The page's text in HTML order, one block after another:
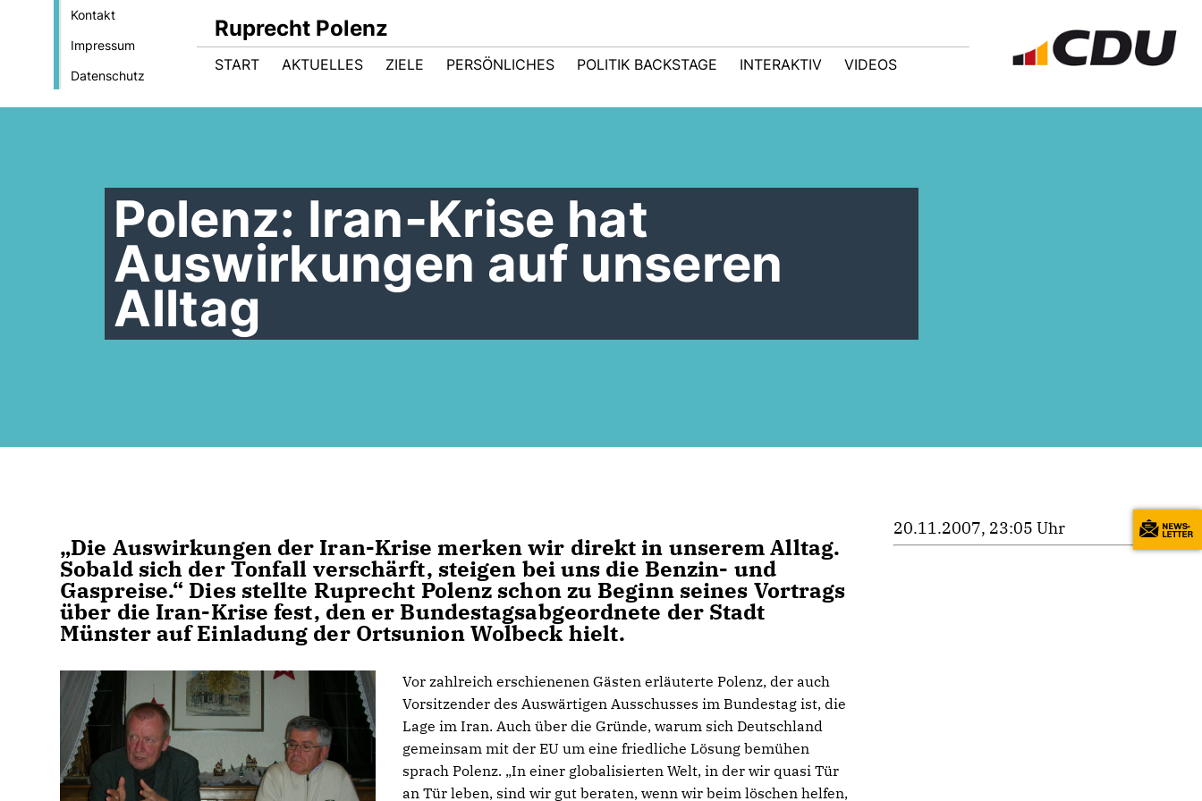
Kontakt
Impressum
Datenschutz
Ruprecht Polenz
START AKTUELLES ZIELE PERSÖNLICHES POLITIK BACKSTAGE INTERAKTIV VIDEOS
Polenz: Iran-Krise hat
Auswirkungen auf unseren
Alltag
Die Auswirkungen der Iran-Krise merken wir direkt in unserem Alltag.
Sobald sich der Tonfall verschärft, steigen bei uns die Benzin- und
Gaspreise.“ Dies stellte Ruprecht Polenz schon zu Beginn seines Vortrags
über die Iran-Krise fest, den er Bundestagsabgeordnete der Stadt
Münster auf Einladung der Ortsunion Wolbeck hielt.
Vor zahlreich erschienenen Gästen erläuterte Polenz, der auch
Vorsitzender des Auswärtigen Ausschusses im Bundestag ist, die
Lage im Iran. Auch über die Gründe, warum sich Deutschland
gemeinsam mit der EU um eine friedliche Lösung bemühen
sprach Polenz. „In einer globalisierten Welt, in der wir quasi Tür
an Tür leben, sind wir gut beraten, wenn wir beim löschen helfen,
20.11.2007, 23:05 Uhr